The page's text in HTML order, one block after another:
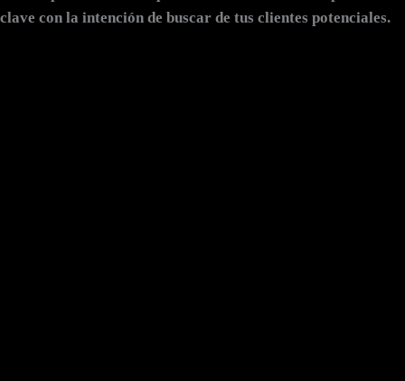
clave con la intención de buscar de tus clientes potenciales.